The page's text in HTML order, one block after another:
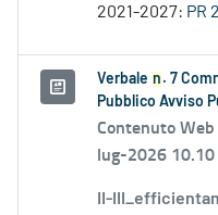
2021-2027: PR
Verbale n . 7
Pubblico Avviso
Contenuto
lug-2026 10.10
II-